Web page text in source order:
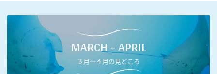
MARCH - APRIL
３月〜４月の見どころ